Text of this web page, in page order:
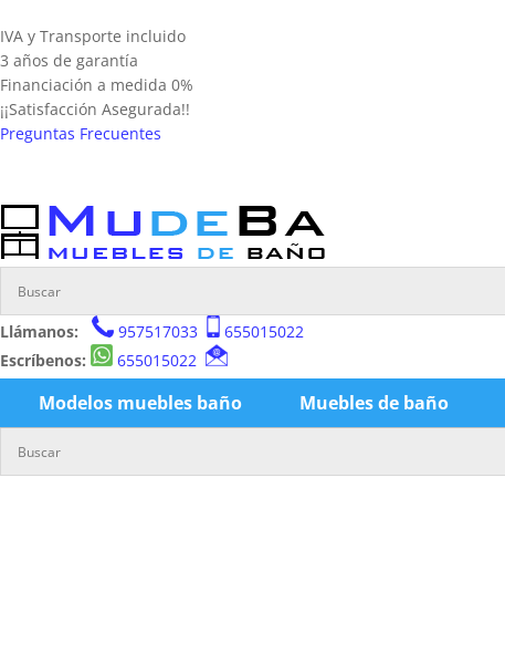
IVA y Transporte incluido
3 años de garantía
Financiación a medida 0%
¡¡Satisfacción Asegurada!!
Preguntas Frecuentes
Llámanos: 957517033
655015022
Escríbenos:
655015022
Modelos muebles baño Muebles de baño